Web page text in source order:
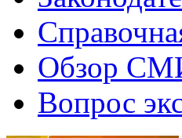
Обзор
Вопрос